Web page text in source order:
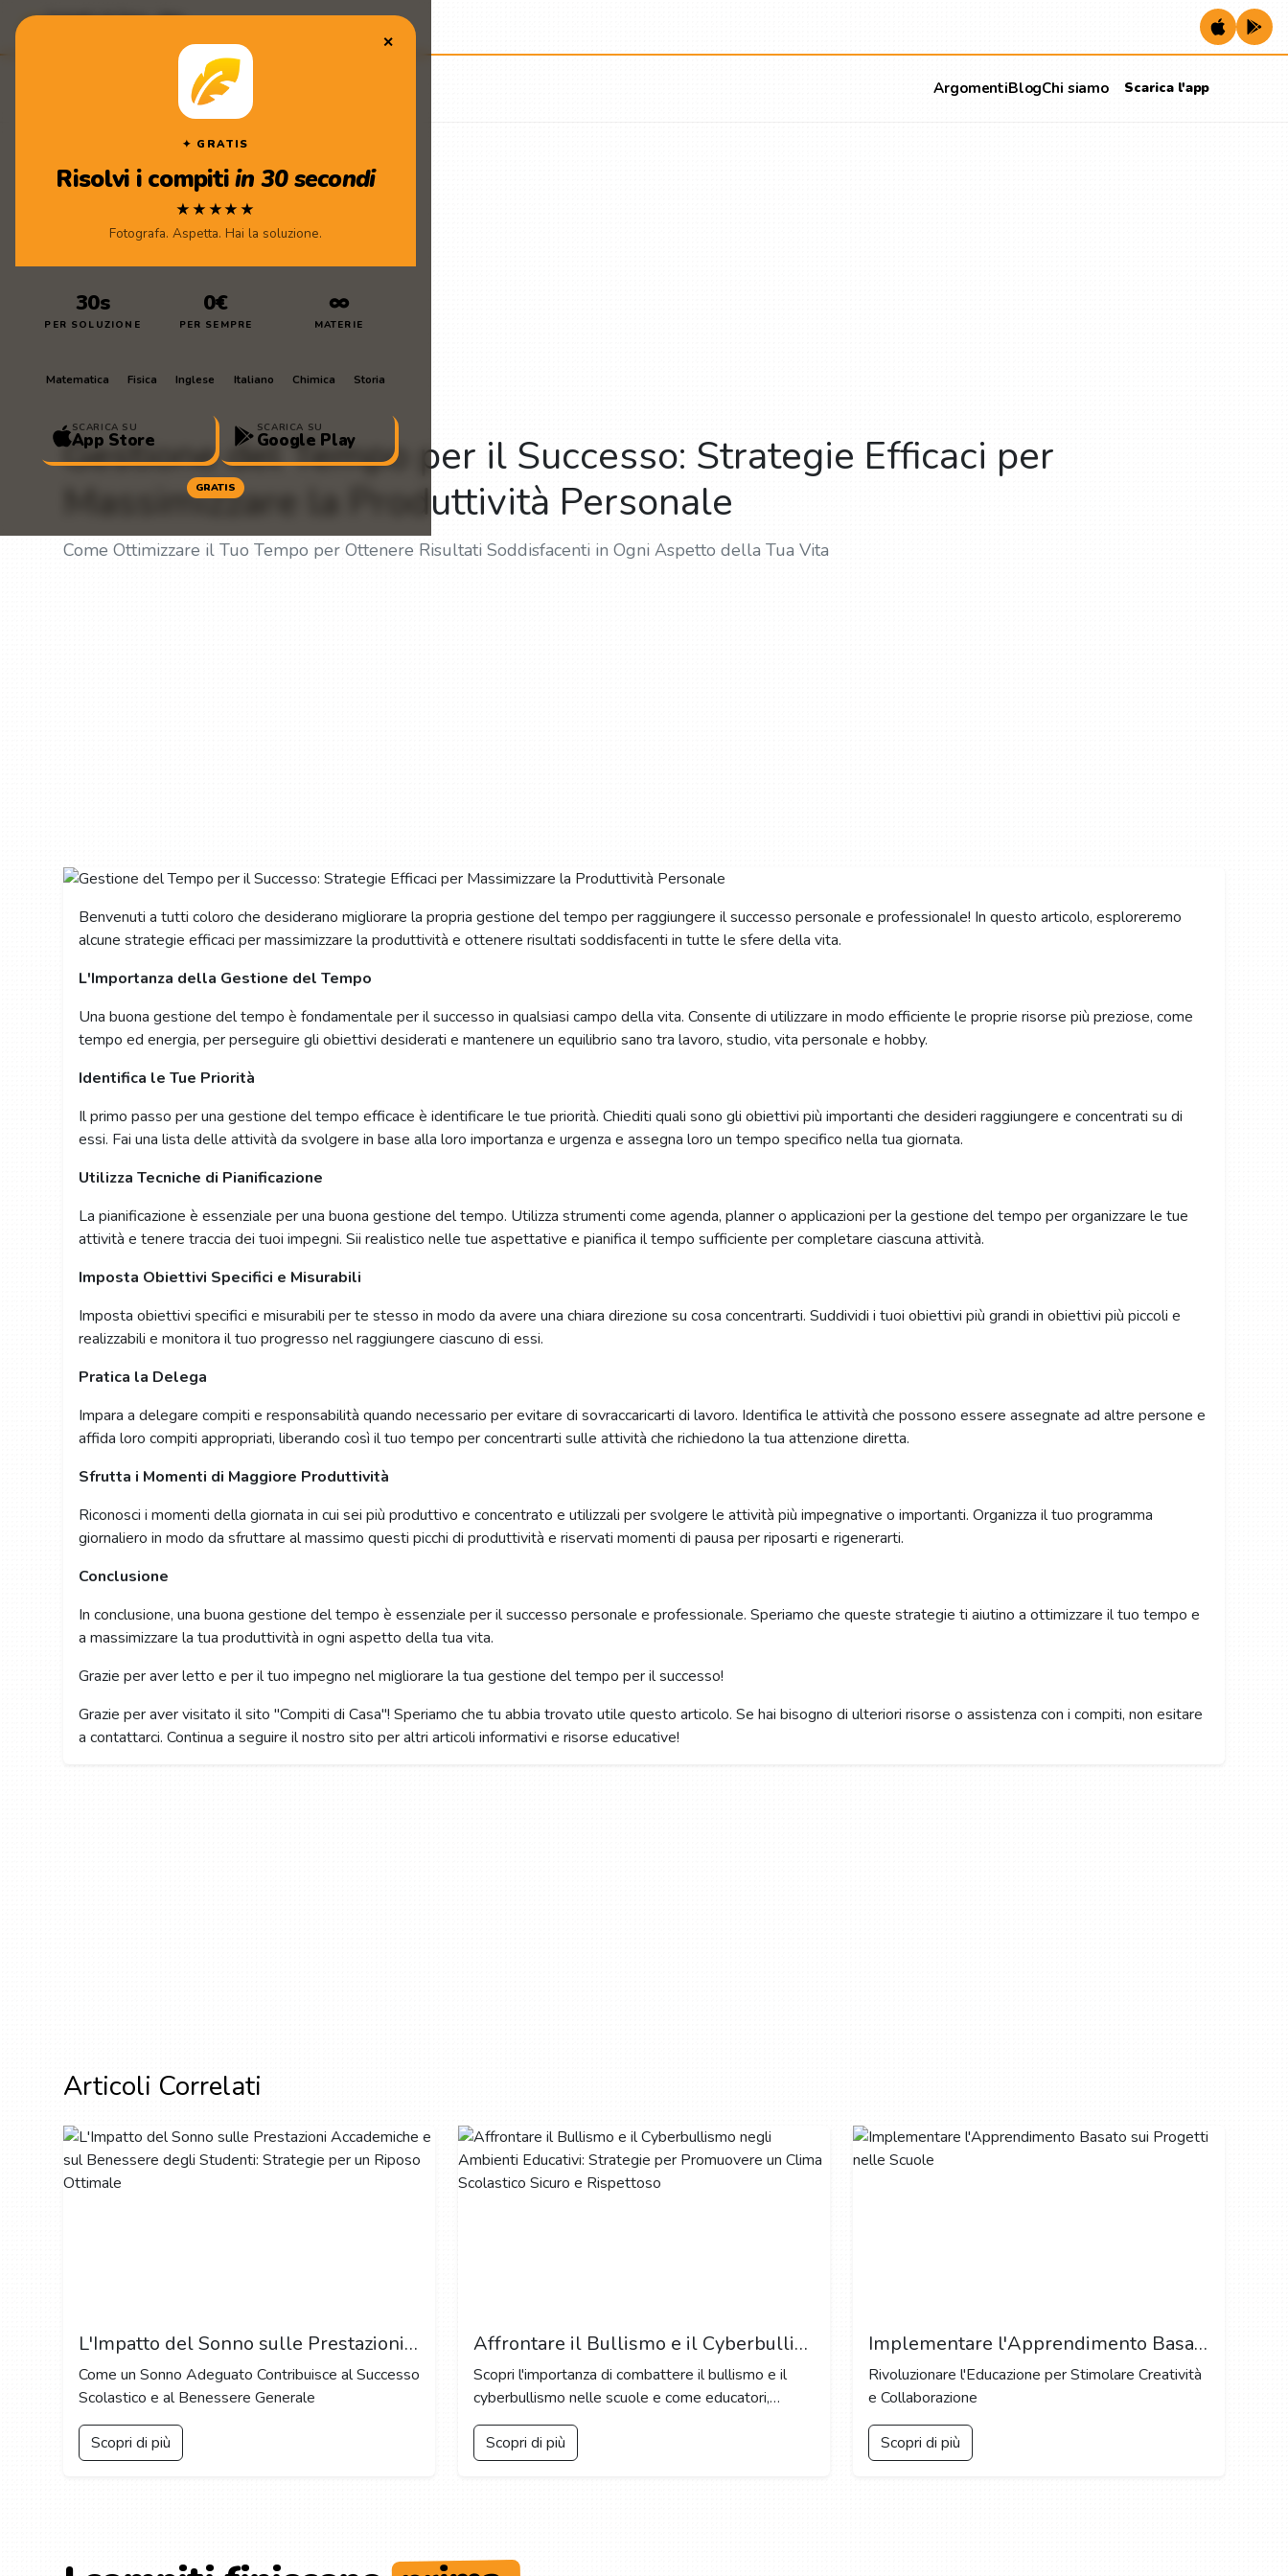
Compiti di Casa · App
✕
✦ GRATIS
Risolvi i compitiin 30 secondi
★★★★★
Fotografa. Aspetta. Hai la soluzione.
30s
PER SOLUZIONE
0€
PER SEMPRE
∞
MATERIE
Matematica Fisica Inglese Italiano Chimica Storia
SCARICA SU
App Store
SCARICA SU
Google Play
GRATIS
di Casa ArgomentiBlogChi siamo Scarica l'app
Gestione del Tempo per il Successo: Strategie Efficaci per
Massimizzare la Produttività Personale
Come Ottimizzare il Tuo Tempo per Ottenere Risultati Soddisfacenti in Ogni Aspetto della Tua Vita
Benvenuti a tutti coloro che desiderano migliorare la propria gestione del tempo per raggiungere il successo personale e professionale! In questo articolo, esploreremo
alcune strategie efficaci per massimizzare la produttività e ottenere risultati soddisfacenti in tutte le sfere della vita.
L'Importanza della Gestione del Tempo
Una buona gestione del tempo è fondamentale per il successo in qualsiasi campo della vita. Consente di utilizzare in modo efficiente le proprie risorse più preziose, come
tempo ed energia, per perseguire gli obiettivi desiderati e mantenere un equilibrio sano tra lavoro, studio, vita personale e hobby.
Identifica le Tue Priorità
Il primo passo per una gestione del tempo efficace è identificare le tue priorità. Chiediti quali sono gli obiettivi più importanti che desideri raggiungere e concentrati su di
essi. Fai una lista delle attività da svolgere in base alla loro importanza e urgenza e assegna loro un tempo specifico nella tua giornata.
Utilizza Tecniche di Pianificazione
La pianificazione è essenziale per una buona gestione del tempo. Utilizza strumenti come agenda, planner o applicazioni per la gestione del tempo per organizzare le tue
attività e tenere traccia dei tuoi impegni. Sii realistico nelle tue aspettative e pianifica il tempo sufficiente per completare ciascuna attività.
Imposta Obiettivi Specifici e Misurabili
Imposta obiettivi specifici e misurabili per te stesso in modo da avere una chiara direzione su cosa concentrarti. Suddividi i tuoi obiettivi più grandi in obiettivi più piccoli e
realizzabili e monitora il tuo progresso nel raggiungere ciascuno di essi.
Pratica la Delega
Impara a delegare compiti e responsabilità quando necessario per evitare di sovraccaricarti di lavoro. Identifica le attività che possono essere assegnate ad altre persone e
affida loro compiti appropriati, liberando così il tuo tempo per concentrarti sulle attività che richiedono la tua attenzione diretta.
Sfrutta i Momenti di Maggiore Produttività
Riconosci i momenti della giornata in cui sei più produttivo e concentrato e utilizzali per svolgere le attività più impegnative o importanti. Organizza il tuo programma
giornaliero in modo da sfruttare al massimo questi picchi di produttività e riservati momenti di pausa per riposarti e rigenerarti.
Conclusione
In conclusione, una buona gestione del tempo è essenziale per il successo personale e professionale. Speriamo che queste strategie ti aiutino a ottimizzare il tuo tempo e
a massimizzare la tua produttività in ogni aspetto della tua vita.
Grazie per aver letto e per il tuo impegno nel migliorare la tua gestione del tempo per il successo!
Grazie per aver visitato il sito "Compiti di Casa"! Speriamo che tu abbia trovato utile questo articolo. Se hai bisogno di ulteriori risorse o assistenza con i compiti, non esitare
a contattarci. Continua a seguire il nostro sito per altri articoli informativi e risorse educative!
Articoli Correlati
L'Impatto del Sonno sulle Prestazioni Accademiche e sul Benessere degli Studenti: Strategie per un Riposo Ottimale
Come un Sonno Adeguato Contribuisce al Successo
Scolastico e al Benessere Generale
Scopri di più
Affrontare il Bullismo e il Cyberbullismo negli Ambienti Educativi: Strategie per Promuovere un Clima Scolastico Sicuro e Rispettoso
Scopri l'importanza di combattere il bullismo e il
cyberbullismo nelle scuole e come educatori,
genitori e studenti possono lavorare insieme per
creare un ambiente educativo sicuro e inclusivo.
Scopri di più
Implementare l'Apprendimento Basato sui Progetti nelle Scuole
Rivoluzionare l'Educazione per Stimolare Creatività
e Collaborazione
Scopri di più